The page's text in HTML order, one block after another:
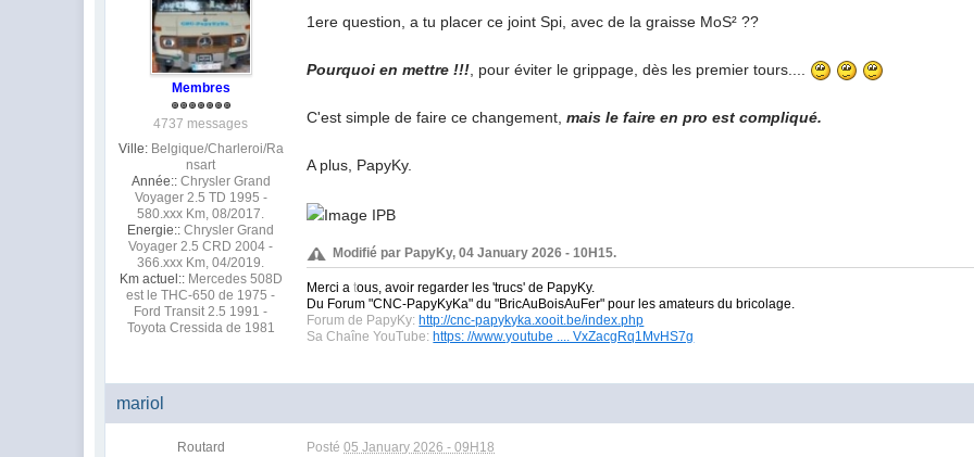
Membres
4737 messages
Ville: Belgique/Charleroi/Ra
nsart
Année:: Chrysler Grand
Voyager 2.5 TD 1995 -
580.xxx Km, 08/2017.
Energie:: Chrysler Grand
Voyager 2.5 CRD 2004 -
366.xxx Km, 04/2019.
Km actuel:: Mercedes 508D
est le THC-650 de 1975 -
Ford Transit 2.5 1991 -
Toyota Cressida de 1981
1ere question, a tu placer ce joint Spi, avec de la graisse MoS² ??
Pourquoi en mettre !!! , pour éviter le grippage, dès les premier tours....
C'est simple de faire ce changement,mais le faire en pro est compliqué.
A plus, PapyKy.
Modifié par PapyKy, 04 January 2026 - 10H15.
Merci a tous, avoir regarder les 'trucs' de PapyKy.
Du Forum "CNC-PapyKyKa" du"BricAuBoisAuFer" pour les amateurs du bricolage.
Forum de PapyKy:http://cnc-papykyka.xooit.be/index.php
Sa Chaîne YouTube:https: //www.youtube .... VxZacgRq1MvHS7g
mariol
Routard Posté05 January 2026 - 09H18